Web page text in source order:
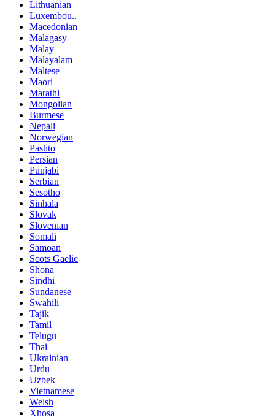
Lithuanian
Luxembou..
Macedonian
Malagasy
Malay
Malayalam
Maltese
Maori
Marathi
Mongolian
Burmese
Nepali
Norwegian
Pashto
Persian
Punjabi
Serbian
Sesotho
Sinhala
Slovak
Slovenian
Somali
Samoan
Scots Gaelic
Shona
Sindhi
Sundanese
Swahili
Tajik
Tamil
Telugu
Thai
Ukrainian
Urdu
Uzbek
Vietnamese
Welsh
Xhosa